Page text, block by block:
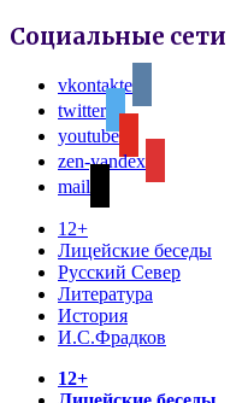
Социальные сети
vkontakte
twitter
youtube
zen-yandex
mail
12+
Лицейские беседы
Русский Север
Литература
История
И.С.Фрадков
12+